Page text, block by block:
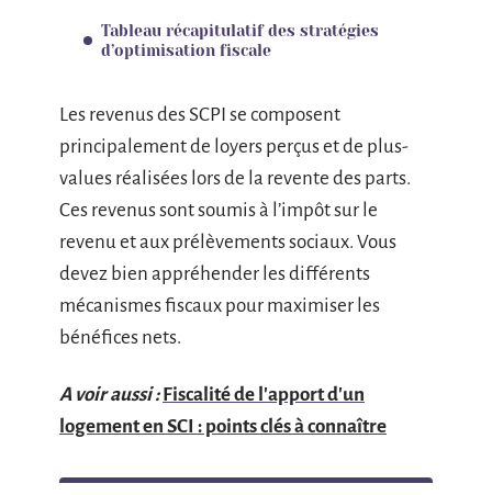
Tableau récapitulatif des stratégies
d’optimisation fiscale
Les revenus des SCPI se composent
principalement de loyers perçus et de plus-
values réalisées lors de la revente des parts.
Ces revenus sont soumis à l’impôt sur le
revenu et aux prélèvements sociaux. Vous
devez bien appréhender les différents
mécanismes fiscaux pour maximiser les
bénéfices nets.
A voir aussi : Fiscalité de l'apport d'un
logement en SCI : points clés à connaître